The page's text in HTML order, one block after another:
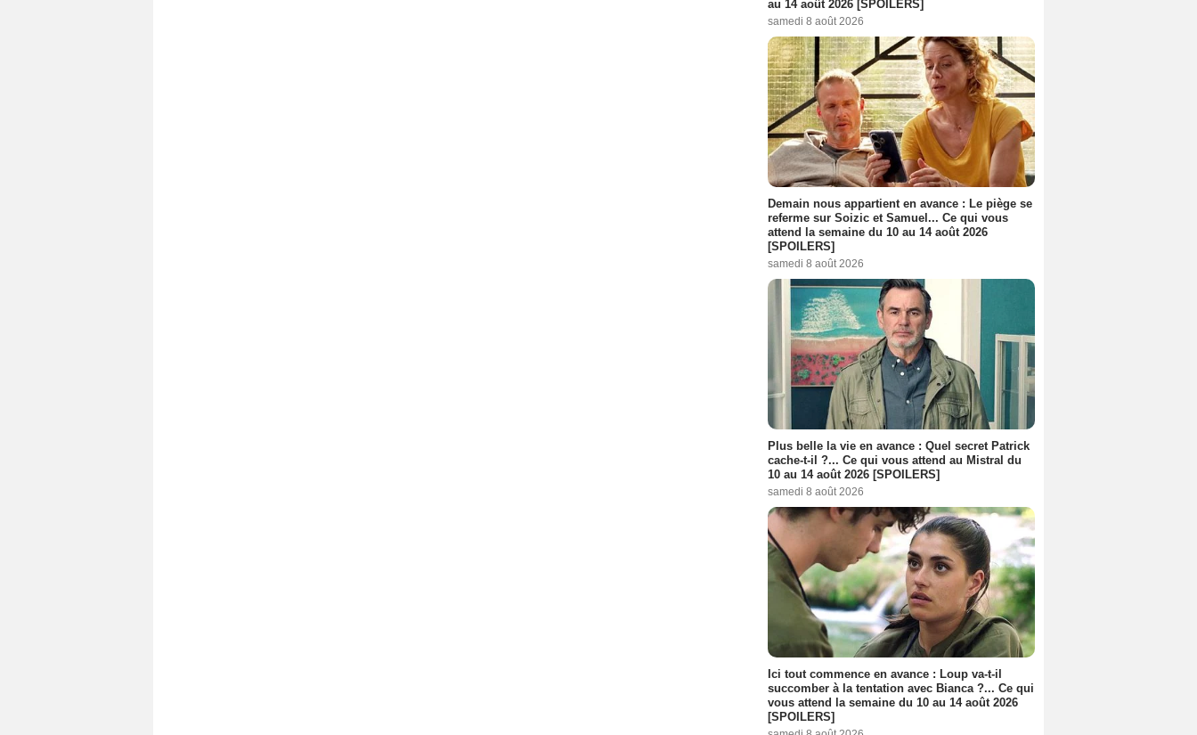
au 14 août 2026 [SPOILERS]
samedi 8 août 2026
Demain nous appartient en avance : Le piège se
referme sur Soizic et Samuel... Ce qui vous
attend la semaine du 10 au 14 août 2026
[SPOILERS]
samedi 8 août 2026
Plus belle la vie en avance : Quel secret Patrick
cache-t-il ?... Ce qui vous attend au Mistral du
10 au 14 août 2026 [SPOILERS]
samedi 8 août 2026
Ici tout commence en avance : Loup va-t-il
succomber à la tentation avec Bianca ?... Ce qui
vous attend la semaine du 10 au 14 août 2026
[SPOILERS]